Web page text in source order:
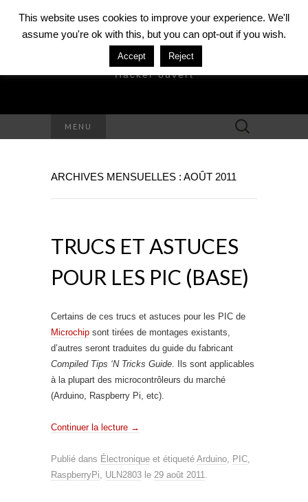
DAVID MÉZIÈRE
Hacker ouvert
MENU Rechercher :
ARCHIVES MENSUELLES : AOÛT 2011
TRUCS ET ASTUCES
POUR LES PIC (BASE)
Certains de ces trucs et astuces pour les PIC de
Microchip sont tirées de montages existants,
d’autres seront traduites du guide du fabricant
Compiled Tips ‘N Tricks Guide. Ils sont applicables
à la plupart des microcontrôleurs du marché
(Arduino, Raspberry Pi, etc).
Continuer la lecture →
Publié dans Électronique et étiqueté Arduino, PIC,
RaspberryPi, ULN2803 le 29 août 2011.
This website uses cookies to improve your experience. We'll
assume you're ok with this, but you can opt-out if you wish.
Accept Reject